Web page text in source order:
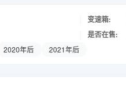
变速箱:
是否在售:
2020年后 2021年后